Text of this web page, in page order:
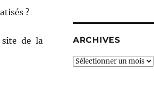
?
de la
ARCHIVES
ARCHIVES